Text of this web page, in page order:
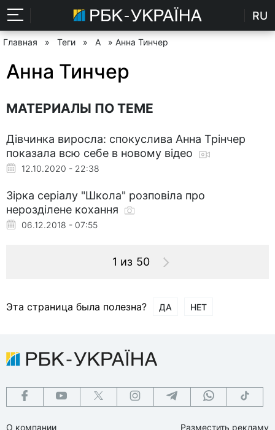
RU
Главная » Теги » А » Анна Тинчер
Анна Тинчер
МАТЕРИАЛЫ ПО ТЕМЕ
Дівчинка виросла: спокуслива Анна Трінчер
показала всю себе в новому відео
12.10.2020 - 22:38
Зірка серіалу "Школа" розповіла про
нерозділене кохання
06.12.2018 - 07:55
1 из 50
Эта страница была полезна? ДА НЕТ
О компании
Разместить рекламу